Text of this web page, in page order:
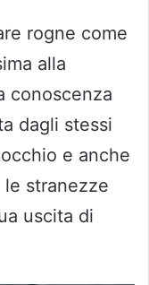
rogne come
alla
conoscenza
dagli stessi
e anche
le stranezze
uscita di